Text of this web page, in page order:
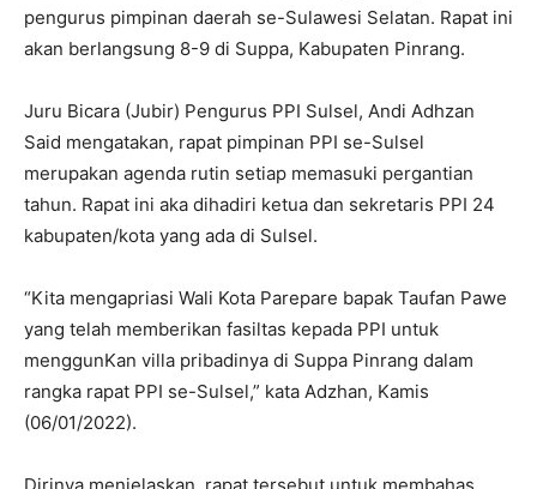
pengurus pimpinan daerah se-Sulawesi Selatan. Rapat ini
akan berlangsung 8-9 di Suppa, Kabupaten Pinrang.
Juru Bicara (Jubir) Pengurus PPI Sulsel, Andi Adhzan
Said mengatakan, rapat pimpinan PPI se-Sulsel
merupakan agenda rutin setiap memasuki pergantian
tahun. Rapat ini aka dihadiri ketua dan sekretaris PPI 24
kabupaten/kota yang ada di Sulsel.
“Kita mengapriasi Wali Kota Parepare bapak Taufan Pawe
yang telah memberikan fasiltas kepada PPI untuk
menggunKan villa pribadinya di Suppa Pinrang dalam
rangka rapat PPI se-Sulsel,” kata Adzhan, Kamis
(06/01/2022).